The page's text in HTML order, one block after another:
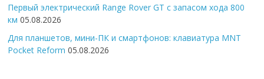
Первый электрический Range Rover GT с запасом хода 800
км 05.08.2026
Для планшетов, мини-ПК и смартфонов: клавиатура MNT
Pocket Reform 05.08.2026